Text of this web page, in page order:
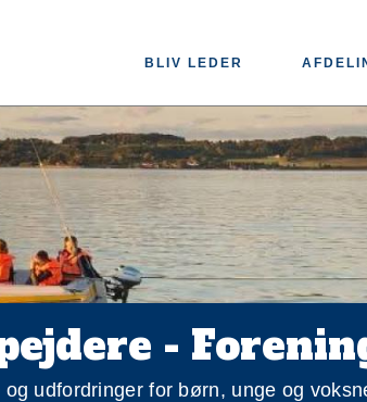
BLIV LEDER
-
udfordringer for børn, unge og